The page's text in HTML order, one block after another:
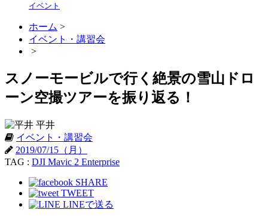
イベント
ホーム >
イベント・講習会
>
スノーモービルで行く絶景の雪山ドロ
ーン空撮ツアーを振り返る！
平井
イベント・講習会
2019/07/15（月）
TAG : DJI Mavic 2 Enterprise
SHARE
TWEET
LINEで送る